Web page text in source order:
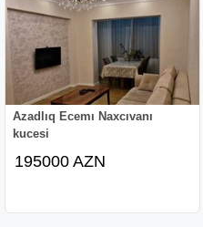
Azadlıq Ecemı Naxcıvanı
kucesi
195000 AZN